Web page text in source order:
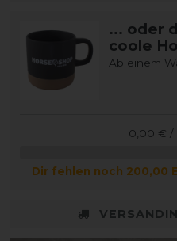
... oder
coole
Ab einem
0,00 € /
Dir fehlen noch 200,00